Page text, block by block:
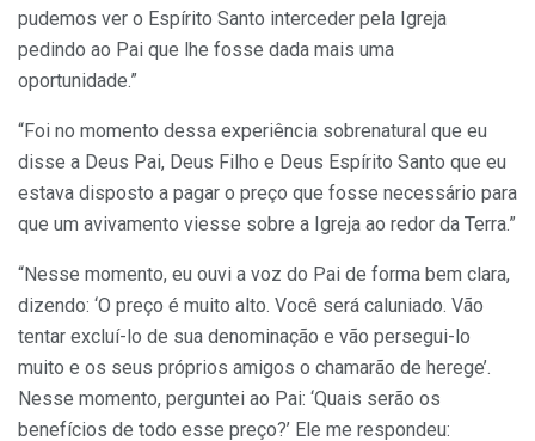
pudemos ver o Espírito Santo interceder pela Igreja
pedindo ao Pai que lhe fosse dada mais uma
oportunidade.”
“Foi no momento dessa experiência sobrenatural que eu
disse a Deus Pai, Deus Filho e Deus Espírito Santo que eu
estava disposto a pagar o preço que fosse necessário para
que um avivamento viesse sobre a Igreja ao redor da Terra.”
“Nesse momento, eu ouvi a voz do Pai de forma bem clara,
dizendo: ‘O preço é muito alto. Você será caluniado. Vão
tentar excluí-lo de sua denominação e vão persegui-lo
muito e os seus próprios amigos o chamarão de herege’.
Nesse momento, perguntei ao Pai: ‘Quais serão os
benefícios de todo esse preço?’ Ele me respondeu: